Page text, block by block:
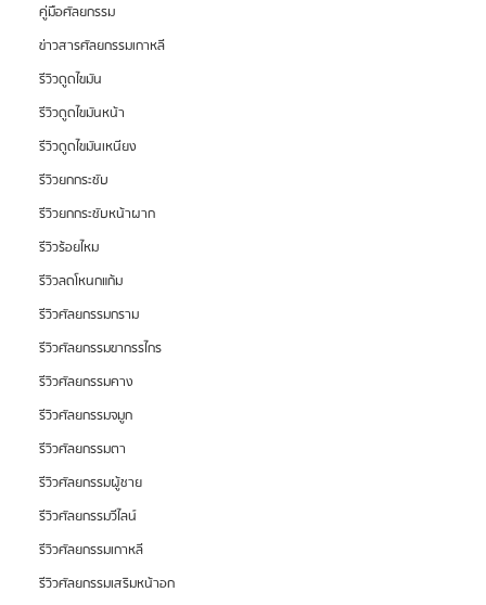
คู่มือศัลยกรรม
ข่าวสารศัลยกรรมเกาหลี
รีวิวดูดไขมัน
รีวิวดูดไขมันหน้า
รีวิวดูดไขมันเหนียง
รีวิวยกกระชับ
รีวิวยกกระชับหน้าผาก
รีวิวร้อยไหม
รีวิวลดโหนกแก้ม
รีวิวศัลยกรรมกราม
รีวิวศัลยกรรมขากรรไกร
รีวิวศัลยกรรมคาง
รีวิวศัลยกรรมจมูก
รีวิวศัลยกรรมตา
รีวิวศัลยกรรมผู้ชาย
รีวิวศัลยกรรมวีไลน์
รีวิวศัลยกรรมเกาหลี
รีวิวศัลยกรรมเสริมหน้าอก